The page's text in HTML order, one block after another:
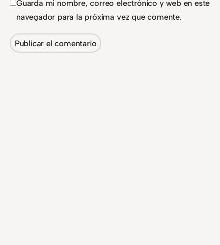
Guarda mi nombre, correo electrónico y web en este
navegador para la próxima vez que comente.